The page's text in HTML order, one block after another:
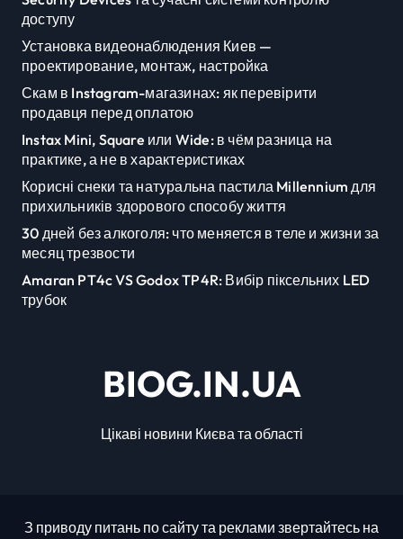
доступу
Установка видеонаблюдения Киев —
проектирование, монтаж, настройка
Скам в Instagram-магазинах: як перевірити
продавця перед оплатою
Instax Mini, Square или Wide: в чём разница на
практике, а не в характеристиках
Корисні снеки та натуральна пастила Millennium для
прихильників здорового способу життя
30 дней без алкоголя: что меняется в теле и жизни за
месяц трезвости
Amaran PT4c VS Godox TP4R: Вибір піксельних LED
трубок
BIOG.IN.UA
Цікаві новини Києва та області
З приводу питань по сайту та реклами звертайтесь на